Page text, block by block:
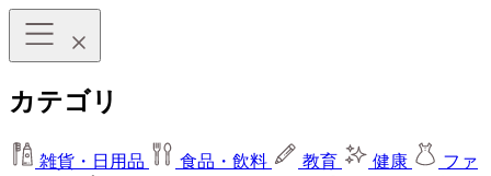
カテゴリ
雑貨・日用品 食品・飲料 教育 健康
ファ